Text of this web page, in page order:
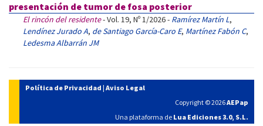
presentación de tumor de fosa posterior
El rincón del residente- Vol. 19, Nº 1/2026 - Ramírez Martín L,
Lendínez Jurado A, de Santiago García-Caro E, Martínez Fabón C,
Ledesma Albarrán JM
Política de Privacidad | Aviso Legal
Copyright © 2026AEPap
Una plataforma de Lua Ediciones 3.0, S.L.